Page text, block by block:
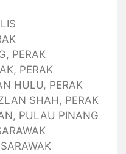
PERAK
PERAK
HULU, PERAK
SHAH, PERAK
PULAU PINANG